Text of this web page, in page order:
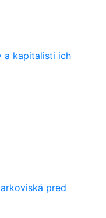
a kapitalisti ich
pred